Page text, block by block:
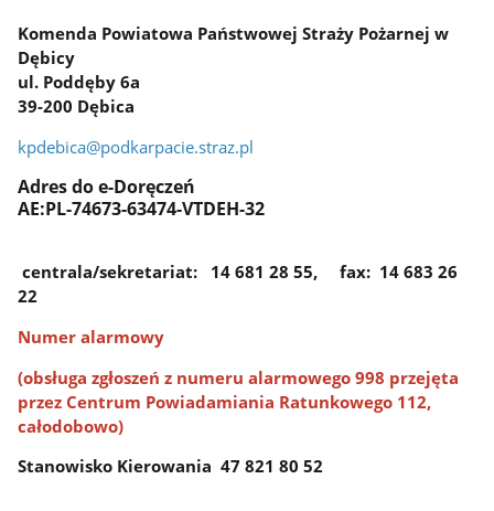
Komenda Powiatowa Państwowej Straży Pożarnej w
Dębicy
ul. Poddęby 6a
39-200 Dębica
kpdebica@podkarpacie.straz.pl
Adres do e-Doręczeń
AE:PL-74673-63474-VTDEH-32
centrala/sekretariat: 14 681 28 55, fax: 14 683 26
22
Numer alarmowy
(obsługa zgłoszeń z numeru alarmowego 998 przejęta
przez Centrum Powiadamiania Ratunkowego 112,
całodobowo)
Stanowisko Kierowania 47 821 80 52